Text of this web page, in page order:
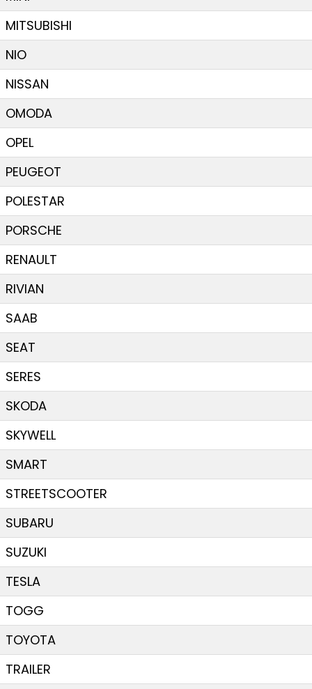
MITSUBISHI
NIO
NISSAN
OMODA
OPEL
PEUGEOT
POLESTAR
PORSCHE
RENAULT
RIVIAN
SAAB
SEAT
SERES
SKODA
SKYWELL
SMART
STREETSCOOTER
SUBARU
SUZUKI
TESLA
TOGG
TOYOTA
TRAILER